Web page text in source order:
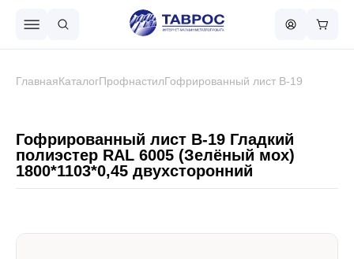
Металлочерепица
ГлавнаяКаталогПрофнастилГофрированный лист В-19
Гофрированный лист В-19 Гладкий
полиэстер RAL 6005 (Зелёный мох)
1800*1103*0,45 двухсторонний